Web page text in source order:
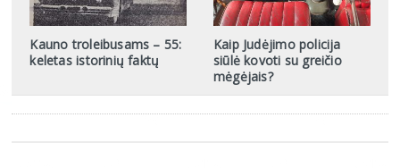
Kauno troleibusams – 55:
keletas istorinių faktų
Kaip Judėjimo policija
siūlė kovoti su greičio
mėgėjais?